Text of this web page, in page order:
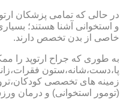
در حالی که تمامی پزشکان
و استخوانی آشنا هستند؛
خاصی از بدن تخصص دارند.
به طوری که جراح ارتوپد را
پا،دست،شانه،ستون
زمینه های تخصصی
(تومور استخوانی) و درمان